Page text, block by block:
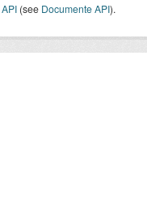
API (see Documente API).